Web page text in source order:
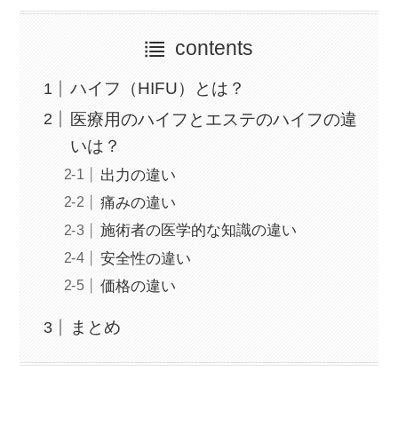
contents
ハイフ（HIFU）とは？
医療用のハイフとエステのハイフの違
いは？
出力の違い
痛みの違い
施術者の医学的な知識の違い
安全性の違い
価格の違い
まとめ